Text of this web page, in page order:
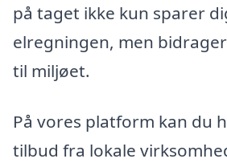
på taget ikke kun sparer
elregningen, men
til miljøet.
På vores platform kan du
tilbud fra lokale